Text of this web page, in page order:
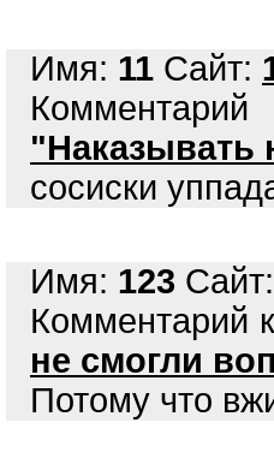
Имя: 11 Сайт:
"Наказывать
сосиски
Имя: 123 Сайт:
Комментарий
не смогли
Потому что